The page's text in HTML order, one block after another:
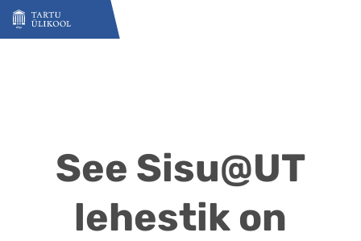
Liigu edasi põhisisu juurde
See Sisu@UT
lehestik on